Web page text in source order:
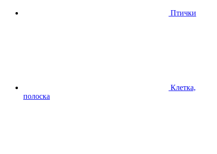
Птички
Клетка,
полоска